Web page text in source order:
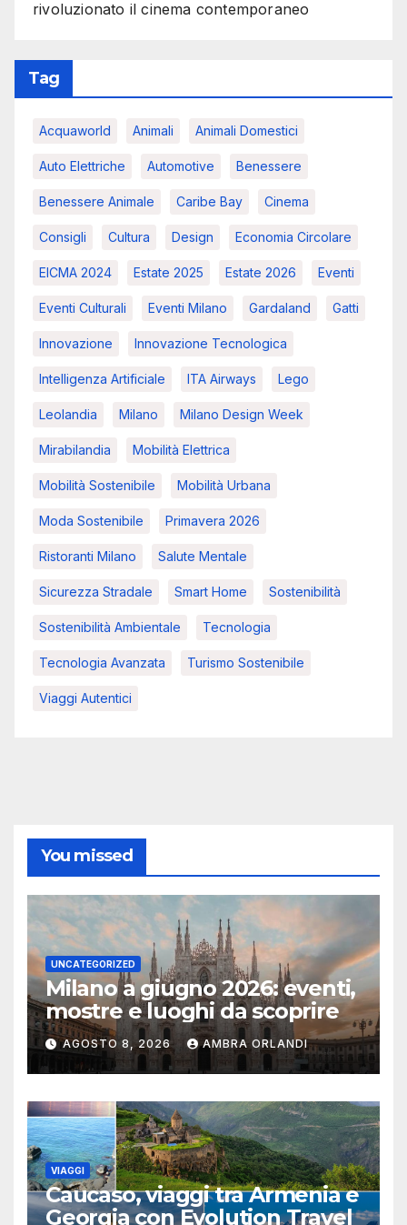
rivoluzionato il cinema contemporaneo
Tag
Acquaworld Animali Animali Domestici
Auto Elettriche Automotive Benessere
Benessere Animale Caribe Bay Cinema
Consigli Cultura Design Economia Circolare
EICMA 2024 Estate 2025 Estate 2026 Eventi
Eventi Culturali Eventi Milano Gardaland Gatti
Innovazione Innovazione Tecnologica
Intelligenza Artificiale ITA Airways Lego
Leolandia Milano Milano Design Week
Mirabilandia Mobilità Elettrica
Mobilità Sostenibile Mobilità Urbana
Moda Sostenibile Primavera 2026
Ristoranti Milano Salute Mentale
Sicurezza Stradale Smart Home Sostenibilità
Sostenibilità Ambientale Tecnologia
Tecnologia Avanzata Turismo Sostenibile
Viaggi Autentici
You missed
UNCATEGORIZED
Milano a giugno 2026: eventi,
mostre e luoghi da scoprire
AGOSTO 8, 2026 AMBRA ORLANDI
VIAGGI
Caucaso, viaggi tra Armenia e
Georgia con Evolution Travel